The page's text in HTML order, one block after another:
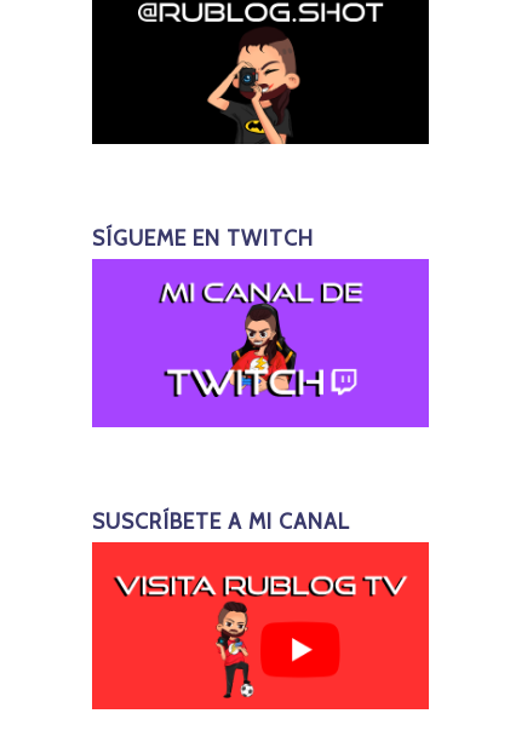
SÍGUEME EN TWITCH
SUSCRÍBETE A MI CANAL